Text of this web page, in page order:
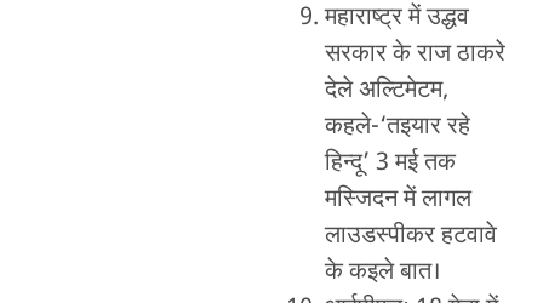
महाराष्ट्र में उद्धव
सरकार के राज ठाकरे
देले अल्टिमेटम,
कहले-‘तइयार रहे
हिन्दू’ 3 मई तक
मस्जिदन में लागल
लाउडस्पीकर हटवावे
के कइले बात।